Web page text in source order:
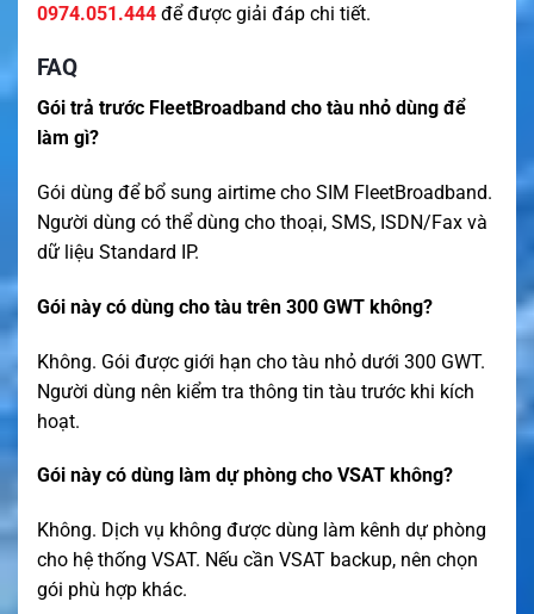
0974.051.444 để được giải đáp chi tiết.
FAQ
Gói trả trước FleetBroadband cho tàu nhỏ dùng để
làm gì?
Gói dùng để bổ sung airtime cho SIM FleetBroadband.
Người dùng có thể dùng cho thoại, SMS, ISDN/Fax và
dữ liệu Standard IP.
Gói này có dùng cho tàu trên 300 GWT không?
Không. Gói được giới hạn cho tàu nhỏ dưới 300 GWT.
Người dùng nên kiểm tra thông tin tàu trước khi kích
hoạt.
Gói này có dùng làm dự phòng cho VSAT không?
Không. Dịch vụ không được dùng làm kênh dự phòng
cho hệ thống VSAT. Nếu cần VSAT backup, nên chọn
gói phù hợp khác.